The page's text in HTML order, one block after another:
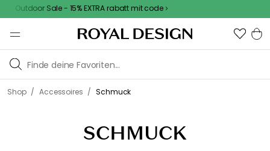
Outdoor Sale - 15% EXTRA rabatt mit code
Shop / Accessoires / Schmuck
SCHMUCK